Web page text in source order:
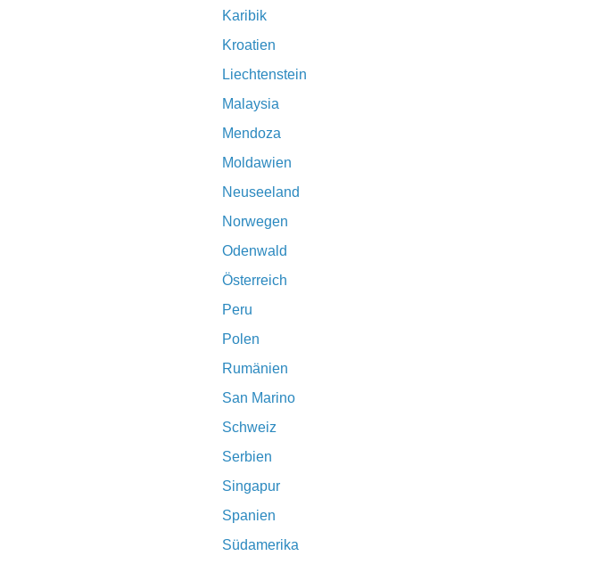
Karibik
Kroatien
Liechtenstein
Malaysia
Mendoza
Moldawien
Neuseeland
Norwegen
Odenwald
Österreich
Peru
Polen
Rumänien
San Marino
Schweiz
Serbien
Singapur
Spanien
Südamerika